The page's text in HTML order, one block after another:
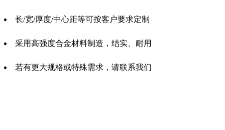
长/宽/厚度/中心距等可按客户要求定制
采用高强度合金材料制造，结实、耐用
若有更大规格或特殊需求，请联系我们